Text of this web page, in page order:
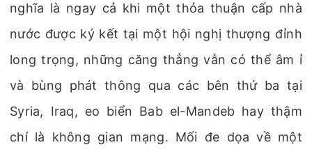
nghĩa là ngay cả khi một thỏa thuận cấp nhà
nước được ký kết tại một hội nghị thượng đỉnh
long trọng, những căng thẳng vẫn có thể âm ỉ
và bùng phát thông qua các bên thứ ba tại
Syria, Iraq, eo biển Bab el-Mandeb hay thậm
chí là không gian mạng. Mối đe dọa về một